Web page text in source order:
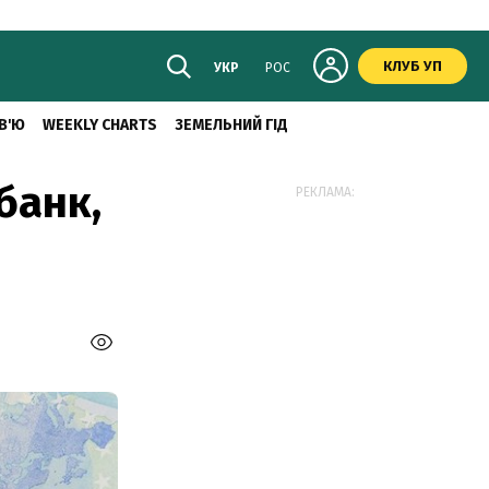
УКР РОС КЛУБ УП
WEEKLY CHARTS ЗЕМЕЛЬНИЙ ГІД
РЕКЛАМА: